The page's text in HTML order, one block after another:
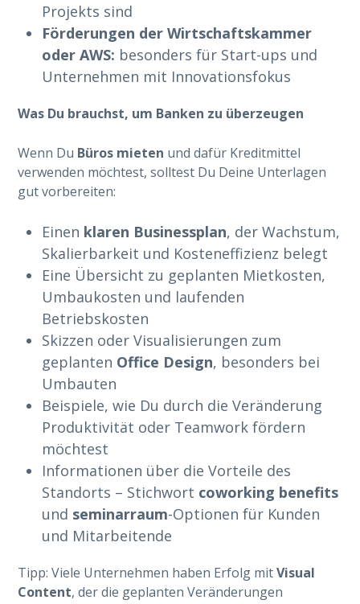
Projekts sind
Förderungen der Wirtschaftskammer
oder AWS: besonders für Start-ups und
Unternehmen mit Innovationsfokus
Was Du brauchst, um Banken zu überzeugen
Wenn Du Büros mieten und dafür Kreditmittel
verwenden möchtest, solltest Du Deine Unterlagen
gut vorbereiten:
Einen klaren Businessplan, der Wachstum,
Skalierbarkeit und Kosteneffizienz belegt
Eine Übersicht zu geplanten Mietkosten,
Umbaukosten und laufenden
Betriebskosten
Skizzen oder Visualisierungen zum
geplanten Office Design, besonders bei
Umbauten
Beispiele, wie Du durch die Veränderung
Produktivität oder Teamwork fördern
möchtest
Informationen über die Vorteile des
Standorts – Stichwort coworking benefits
und seminarraum-Optionen für Kunden
und Mitarbeitende
Tipp: Viele Unternehmen haben Erfolg mitVisual
Content, der die geplanten Veränderungen